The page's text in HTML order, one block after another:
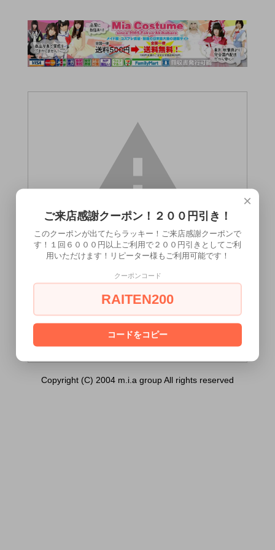
ｍｌ （ ＥＸ ））は18歳未満の方には
[ はい ] [ いいえ ]
Copyright (C) 2004 m.i.a group All rights reserved
×
ご来店感謝クーポン！２００円引き！
このクーポンが出てたらラッキー！ご来店感謝クーポンで
す！１回６０００円以上ご利用で２００円引きとしてご利
用いただけます！リピーター様もご利用可能です！
クーポンコード
RAITEN200
コードをコピー